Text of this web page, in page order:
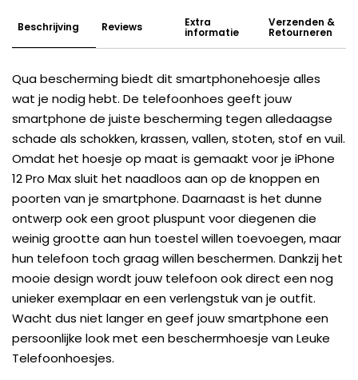
Beschrijving Reviews Extra
informatie
Verzenden &
Retourneren
Qua bescherming biedt dit smartphonehoesje alles
wat je nodig hebt. De telefoonhoes geeft jouw
smartphone de juiste bescherming tegen alledaagse
schade als schokken, krassen, vallen, stoten, stof en vuil.
Omdat het hoesje op maat is gemaakt voor je iPhone
12 Pro Max sluit het naadloos aan op de knoppen en
poorten van je smartphone. Daarnaast is het dunne
ontwerp ook een groot pluspunt voor diegenen die
weinig grootte aan hun toestel willen toevoegen, maar
hun telefoon toch graag willen beschermen. Dankzij het
mooie design wordt jouw telefoon ook direct een nog
unieker exemplaar en een verlengstuk van je outfit.
Wacht dus niet langer en geef jouw smartphone een
persoonlijke look met een beschermhoesje van Leuke
Telefoonhoesjes.